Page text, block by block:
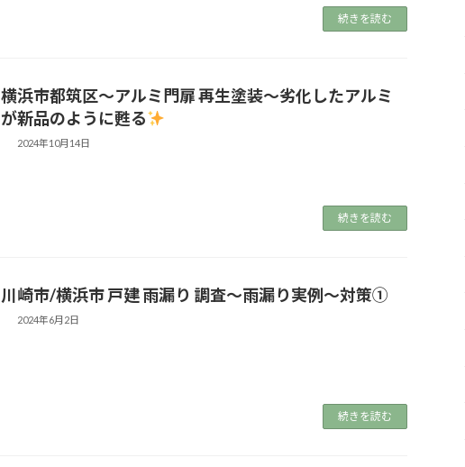
続きを読む
横浜市都筑区～アルミ門扉 再生塗装～劣化したアルミ
が新品のように甦る
2024年10月14日
続きを読む
川崎市/横浜市 戸建 雨漏り 調査～雨漏り実例～対策①
2024年6月2日
続きを読む